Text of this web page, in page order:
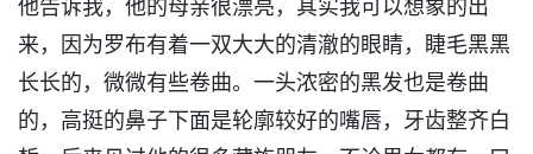
他告诉我，他的母亲很漂亮，其实我可以想象的出
来，因为罗布有着一双大大的清澈的眼睛，睫毛黑黑
长长的，微微有些卷曲。一头浓密的黑发也是卷曲
的，高挺的鼻子下面是轮廓较好的嘴唇，牙齿整齐白